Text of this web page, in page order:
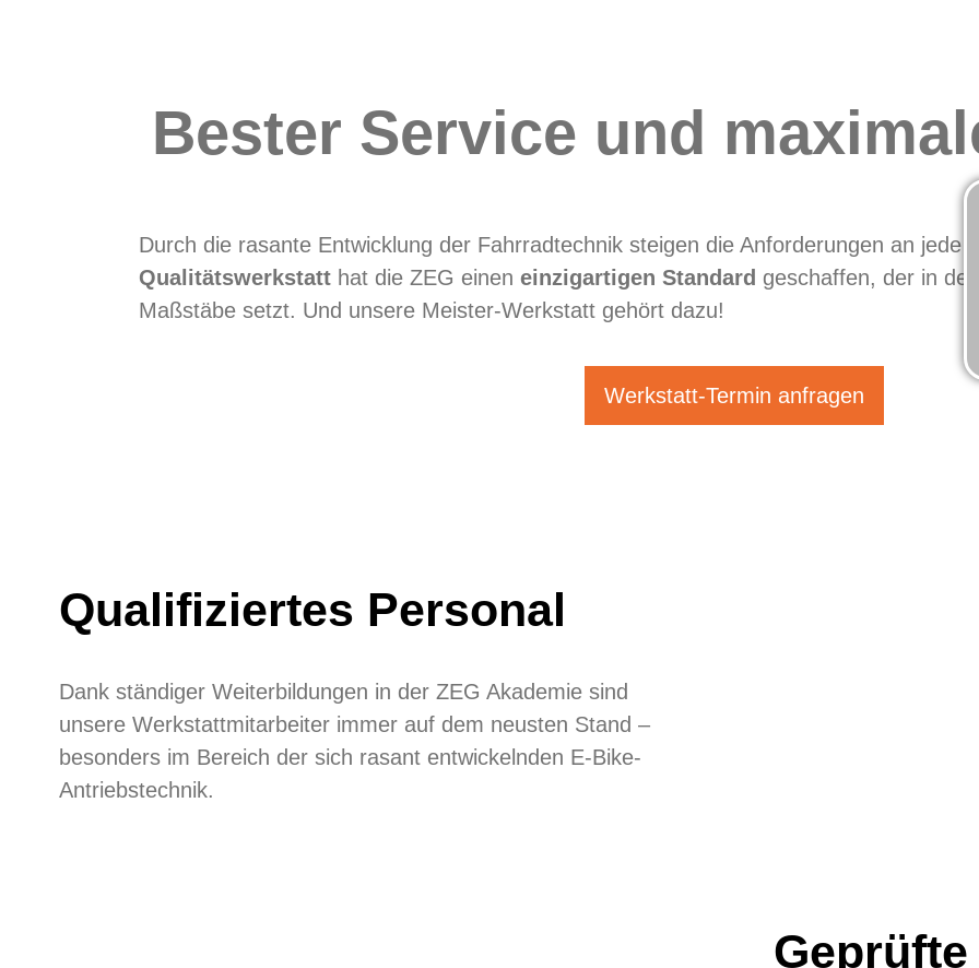
Bester Service und
Durch die rasante Entwicklung der Fahrradtechnik steigen die Anforderungen an jede
Qualitätswerkstatt hat die ZEG einen einzigartigen Standard geschaffen, der in
Maßstäbe setzt. Und unsere Meister-Werkstatt gehört dazu!
Werkstatt-Termin anfragen
Qualifiziertes Personal
Dank ständiger Weiterbildungen in der ZEG Akademie sind
unsere Werkstattmitarbeiter immer auf dem neusten Stand –
besonders im Bereich der sich rasant entwickelnden E-Bike-
Antriebstechnik.